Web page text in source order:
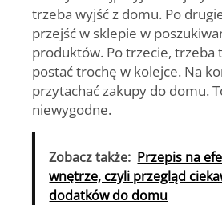
trzeba wyjść z domu. Po
przejść w sklepie w
produktów. Po trzecie, trzeba
postać trochę w kolejce. Na
przytachać zakupy do domu.
niewygodne.
Zobacz także: Przepis na
wnętrze, czyli przegląd
dodatków do domu